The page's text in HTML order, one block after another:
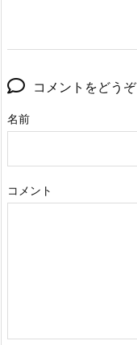
コメントをどうぞ
名前
コメント